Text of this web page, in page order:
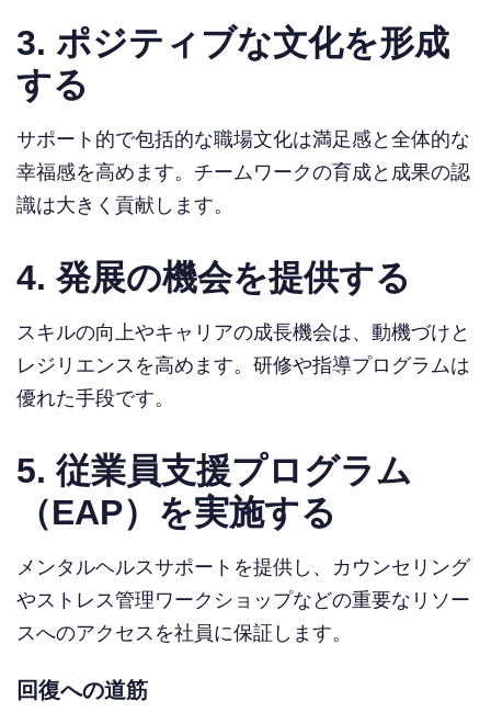
3. ポジティブな文化を形成
する
サポート的で包括的な職場文化は満足感と全体的な
幸福感を高めます。チームワークの育成と成果の認
識は大きく貢献します。
4. 発展の機会を提供する
スキルの向上やキャリアの成長機会は、動機づけと
レジリエンスを高めます。研修や指導プログラムは
優れた手段です。
5. 従業員支援プログラム
（EAP）を実施する
メンタルヘルスサポートを提供し、カウンセリング
やストレス管理ワークショップなどの重要なリソー
スへのアクセスを社員に保証します。
回復への道筋